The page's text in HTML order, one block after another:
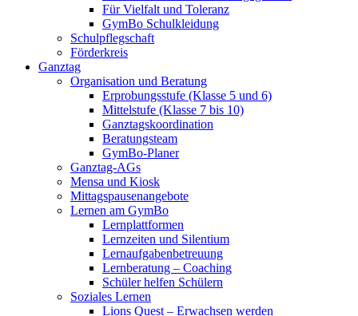
Für Vielfalt und Toleranz
GymBo Schulkleidung
Schulpflegschaft
Förderkreis
Ganztag
Organisation und Beratung
Erprobungsstufe (Klasse 5 und 6)
Mittelstufe (Klasse 7 bis 10)
Ganztagskoordination
Beratungsteam
GymBo-Planer
Ganztag-AGs
Mensa und Kiosk
Mittagspausenangebote
Lernen am GymBo
Lernplattformen
Lernzeiten und Silentium
Lernaufgabenbetreuung
Lernberatung – Coaching
Schüler helfen Schülern
Soziales Lernen
Lions Quest – Erwachsen werden